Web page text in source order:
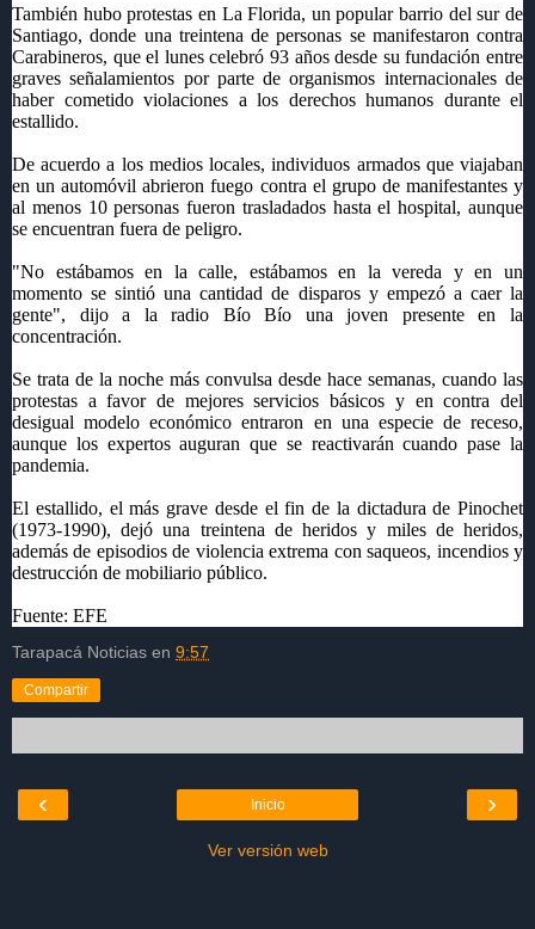
También hubo protestas en La Florida, un popular barrio del sur de
Santiago, donde una treintena de personas se manifestaron contra
Carabineros, que el lunes celebró 93 años desde su fundación entre
graves señalamientos por parte de organismos internacionales de
haber cometido violaciones a los derechos humanos durante el
estallido.
De acuerdo a los medios locales, individuos armados que viajaban
en un automóvil abrieron fuego contra el grupo de manifestantes y
al menos 10 personas fueron trasladados hasta el hospital, aunque
se encuentran fuera de peligro.
"No estábamos en la calle, estábamos en la vereda y en un
momento se sintió una cantidad de disparos y empezó a caer la
gente", dijo a la radio Bío Bío una joven presente en la
concentración.
Se trata de la noche más convulsa desde hace semanas, cuando las
protestas a favor de mejores servicios básicos y en contra del
desigual modelo económico entraron en una especie de receso,
aunque los expertos auguran que se reactivarán cuando pase la
pandemia.
El estallido, el más grave desde el fin de la dictadura de Pinochet
(1973-1990), dejó una treintena de heridos y miles de heridos,
además de episodios de violencia extrema con saqueos, incendios y
destrucción de mobiliario público.
Fuente: EFE
Tarapacá Noticias en 9:57
Compartir
‹ ›
Inicio
Ver versión web